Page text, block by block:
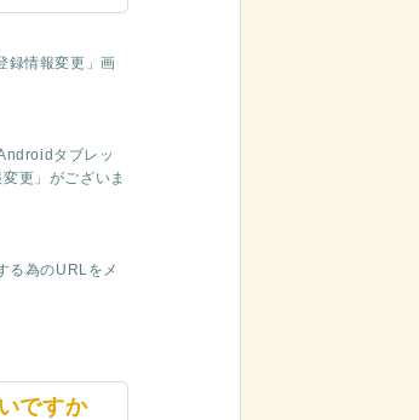
録情報変更」画
タブレッ
更」がございま
る為のURLをメ
ですか